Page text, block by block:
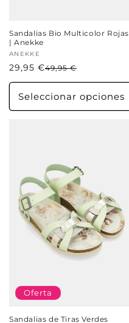
Sandalias Bio Multicolor Rojas
| Anekke
Proveedor:
ANEKKE
habitual
49,95 €
de
oferta
29,95 €
Seleccionar opciones
Oferta
Sandalias de Tiras Verdes